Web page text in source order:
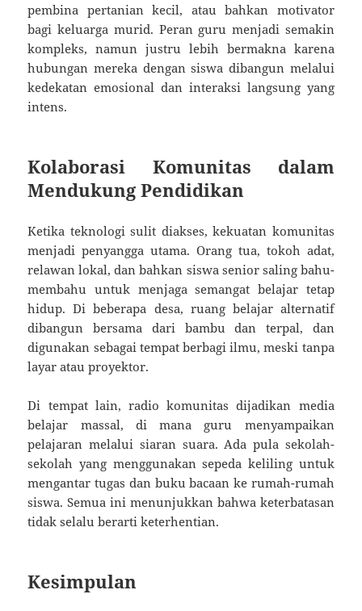
pembina pertanian kecil, atau bahkan motivator
bagi keluarga murid. Peran guru menjadi semakin
kompleks, namun justru lebih bermakna karena
hubungan mereka dengan siswa dibangun melalui
kedekatan emosional dan interaksi langsung yang
intens.
Kolaborasi Komunitas dalam
Mendukung Pendidikan
Ketika teknologi sulit diakses, kekuatan komunitas
menjadi penyangga utama. Orang tua, tokoh adat,
relawan lokal, dan bahkan siswa senior saling bahu-
membahu untuk menjaga semangat belajar tetap
hidup. Di beberapa desa, ruang belajar alternatif
dibangun bersama dari bambu dan terpal, dan
digunakan sebagai tempat berbagi ilmu, meski tanpa
layar atau proyektor.
Di tempat lain, radio komunitas dijadikan media
belajar massal, di mana guru menyampaikan
pelajaran melalui siaran suara. Ada pula sekolah-
sekolah yang menggunakan sepeda keliling untuk
mengantar tugas dan buku bacaan ke rumah-rumah
siswa. Semua ini menunjukkan bahwa keterbatasan
tidak selalu berarti keterhentian.
Kesimpulan